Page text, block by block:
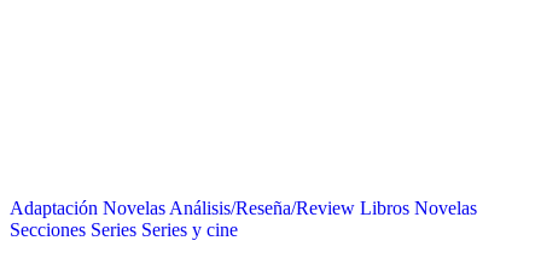
Adaptación Novelas Análisis/Reseña/Review Libros Novelas
Secciones Series Series y cine